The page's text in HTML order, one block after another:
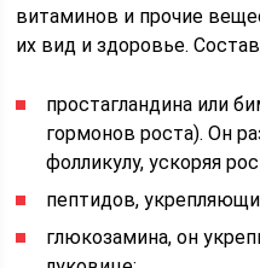
витаминов и прочие
их вид и здоровье.
простагландина или
гормонов роста). Он
фолликулу, ускоряя
пептидов,
глюкозамина, он